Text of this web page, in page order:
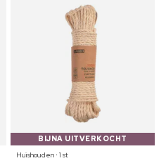
BIJNA UITVERKOCHT
Huishouden ⋅ 1 st